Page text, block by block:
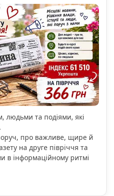
людьми та подіями, які
про важливе, щире й
на друге півріччя та
в інформаційному ритмі